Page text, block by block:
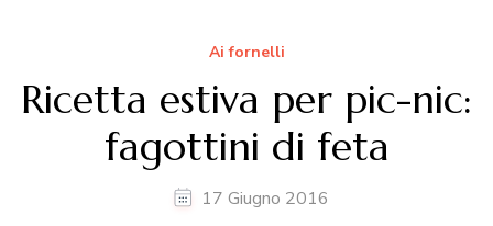
Ai fornelli
Ricetta estiva per pic-nic:
fagottini di feta
17 Giugno 2016